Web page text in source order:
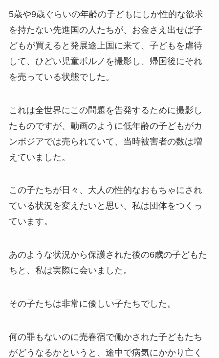
5歳や9歳ぐらいの年齢の子どもにしか性的な欲求
を持たない先進国の人たちが、お金さえ出せば子
どもが買えると発展途上国に来て、子どもを虐待
して、ひどい児童ポルノを撮影し、帰国後にそれ
を売っている状態でした。
これは全世界にこの問題を告発するために撮影し
たものですが、動画のように低年齢の子どもがカ
ンボジアでは売られていて、当時被害者の数は増
えていました。
この子たちが日々、大人の性的なおもちゃにされ
ている状況を変えたいと思い、私は団体をつくっ
ています。
あのような状況から保護された後の6歳の子どもた
ちと、私は実際に会いました。
その子たちは非常に優しい子たちでした。
何の罪もないのに売春宿で働かされた子どもたち
がどうなるかというと、途中で病気にかかり亡く